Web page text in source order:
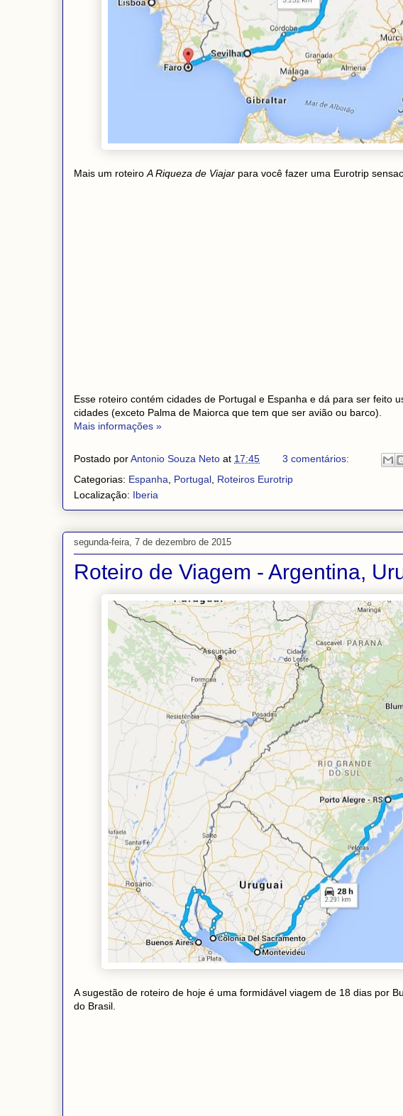
Mais um roteiro A Riqueza de Viajar para você fazer uma Eurotrip
Esse roteiro contém cidades de Portugal e Espanha e dá para ser feito
cidades (exceto Palma de Maiorca que tem que ser avião ou barco).
Mais informações »
Postado porAntonio Souza Neto at 17:45
3 comentários:
Categorias: Espanha Portugal Roteiros Eurotrip
Localização: Iberia
segunda-feira, 7 de dezembro de 2015
Roteiro de Viagem - Argentina,
A sugestão de roteiro de hoje é uma formidável viagem de 18 dias por
do Brasil.